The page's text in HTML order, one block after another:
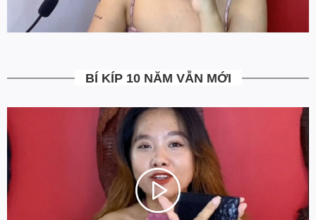
trong vòng 7 ngày kể từ ngày nhận hàng(Xem chi tiết)
5. Miễn Phí Giao Hàng không?
tận nhà miễn phí. Giá bạn thấy trên website là tất cả những gì
từ 0đ.
6. Vì sao cam kết Giá Tốt Nhất?
Chúng tôi chọn cách tối ưu chi phí như không phân phối qua
trung gian, không cửa hàng để giảm chi phí vận hành (hàng sản
xuất từ xưởng đóng gói và vận chuyển trực tiếp tới tay người sử
dụng). Tập trung vào cải thiện chất lượng sản phẩm và nâng cao
dịch vụ chăm sóc khách hàng.
BÍ KÍP 10 NĂM VẪN MỚI